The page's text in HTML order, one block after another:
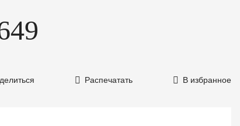
Распечатать В избранное